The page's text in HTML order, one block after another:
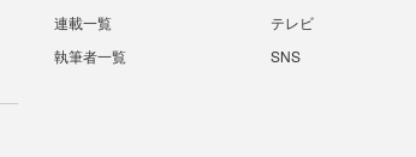
連載一覧
テレビ
執筆者一覧
SNS